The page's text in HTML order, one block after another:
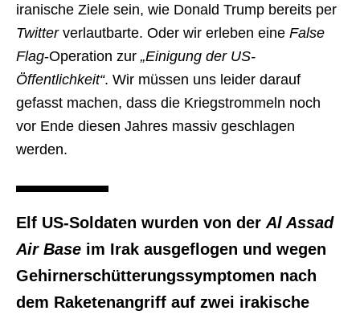
iranische Ziele sein, wie Donald Trump bereits per
Twitterverlautbarte. Oder wir erleben eine False
Flag-Operation zur „Einigung der US-
Öffentlichkeit“. Wir müssen uns leider darauf
gefasst machen, dass die Kriegstrommeln noch
vor Ende diesen Jahres massiv geschlagen
werden.
Elf US-Soldaten wurden von derAl Assad
Air Base im Irak ausgeflogen und wegen
Gehirnerschütterungssymptomen nach
dem Raketenangriff auf zwei irakische